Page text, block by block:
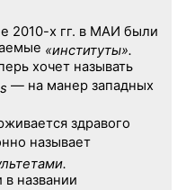
2010-х гг. в МАИ были
«институты».
хочет называть
— на манер западных
здравого
называет
названии